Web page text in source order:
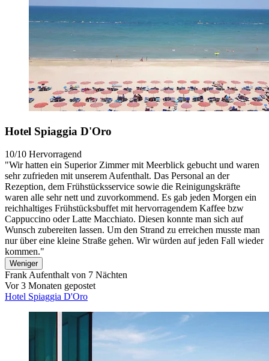
Hotel Spiaggia D'Oro
10/10 Hervorragend
"Wir hatten ein Superior Zimmer mit Meerblick gebucht und waren
sehr zufrieden mit unserem Aufenthalt. Das Personal an der
Rezeption, dem Frühstücksservice sowie die Reinigungskräfte
waren alle sehr nett und zuvorkommend. Es gab jeden Morgen ein
reichhaltiges Frühstücksbuffet mit hervorragendem Kaffee bzw
Cappuccino oder Latte Macchiato. Diesen konnte man sich auf
Wunsch zubereiten lassen. Um den Strand zu erreichen musste man
nur über eine kleine Straße gehen. Wir würden auf jeden Fall wieder
kommen."
Weniger
Frank Aufenthalt von 7 Nächten
Vor 3 Monaten gepostet
Hotel Spiaggia D'Oro